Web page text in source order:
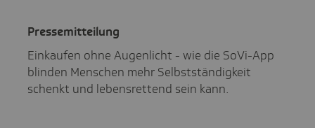
Pres­se­mit­tei­lung
Einkaufen ohne Augenlicht - wie die SoVi-App
blinden Menschen mehr Selbstständigkeit
schenkt und lebensrettend sein kann.